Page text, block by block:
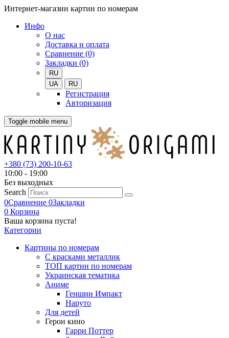
Интернет-магазин картин по номерам
Инфо
О нас
Доставка и оплата
Сравнение (0)
Закладки (0)
RU
UA
RU
Регистрация
Авторизация
Toggle mobile menu
+380 (73) 200-10-63
10:00 - 19:00
Без выходных
Search
0Сравнение 0Закладки
0 Корзина
Ваша корзина пуста!
Категории
Картины по номерам
С красками металлик
ТОП картин по номерам
Украинская тематика
Аниме
Геншин Импакт
Наруто
Для детей
Герои кино
Гарри Поттер